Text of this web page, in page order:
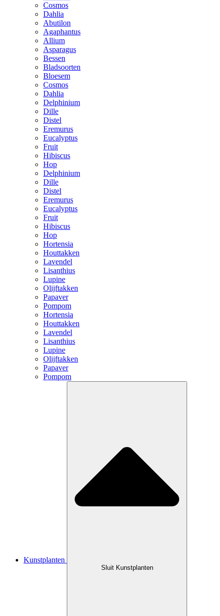
Cosmos
Dahlia
Abutilon
Agaphantus
Allium
Asparagus
Bessen
Bladsoorten
Bloesem
Cosmos
Dahlia
Delphinium
Dille
Distel
Eremurus
Eucalyptus
Fruit
Hibiscus
Hop
Delphinium
Dille
Distel
Eremurus
Eucalyptus
Fruit
Hibiscus
Hop
Hortensia
Houttakken
Lavendel
Lisanthius
Lupine
Olijftakken
Papaver
Pompom
Hortensia
Houttakken
Lavendel
Lisanthius
Lupine
Olijftakken
Papaver
Pompom
Kunstplanten
Sluit Kunstplanten